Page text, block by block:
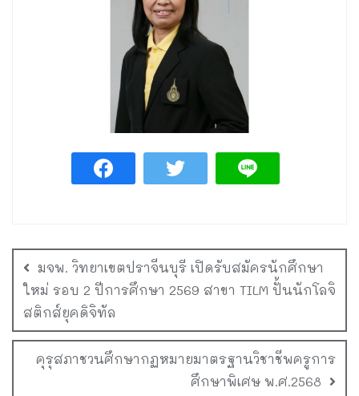
มจพ. วิทยาเขตปราจีนบุรี เปิดรับสมัครนักศึกษา
ใหม่ รอบ 2 ปีการศึกษา 2569 สาขา TILM ปั้นนักโลจิ
สติกส์ยุคดิจิทัล
คุรุสภาชวนศึกษากฏหมายมาตรฐานวิชาชีพครูการ
ศึกษาพิเศษ พ.ศ.2568